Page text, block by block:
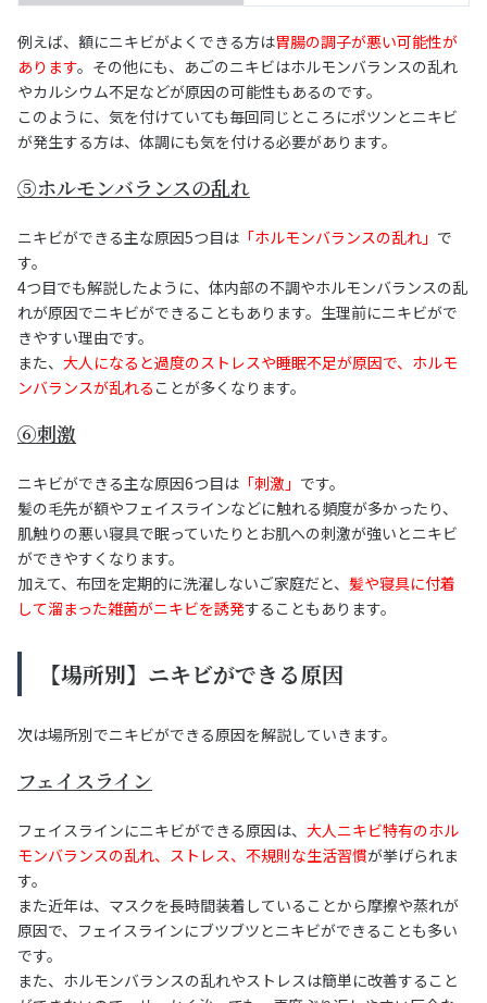
例えば、額にニキビがよくできる方は胃腸の調子が悪い可能性が
あります。その他にも、あごのニキビはホルモンバランスの乱れ
やカルシウム不足などが原因の可能性もあるのです。
このように、気を付けていても毎回同じところにポツンとニキビ
が発生する方は、体調にも気を付ける必要があります。
⑤ホルモンバランスの乱れ
ニキビができる主な原因5つ目は 「ホルモンバランスの乱れ」 で
す。
4つ目でも解説したように、体内部の不調やホルモンバランスの乱
れが原因でニキビができることもあります。生理前にニキビがで
きやすい理由です。
また、 大人になると過度のストレスや睡眠不足が原因で、ホルモ
ンバランスが乱れる ことが多くなります。
⑥刺激
ニキビができる主な原因6つ目は 「刺激」 です。
髪の毛先が額やフェイスラインなどに触れる頻度が多かったり、
肌触りの悪い寝具で眠っていたりとお肌への刺激が強いとニキビ
ができやすくなります。
加えて、布団を定期的に洗濯しないご家庭だと、 髪や寝具に付着
して溜まった雑菌がニキビを誘発することもあります。
【場所別】ニキビができる原因
次は場所別でニキビができる原因を解説していきます。
フェイスライン
フェイスラインにニキビができる原因は、 大人ニキビ特有のホル
モンバランスの乱れ、ストレス、不規則な生活習慣が挙げられま
す。
また近年は、マスクを長時間装着していることから摩擦や蒸れが
原因で、フェイスラインにブツブツとニキビができることも多い
です。
また、ホルモンバランスの乱れやストレスは簡単に改善すること